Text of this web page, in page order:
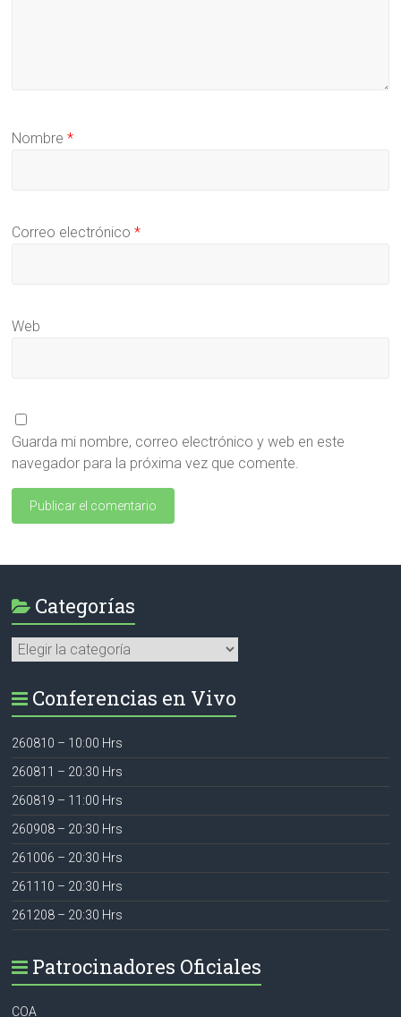
Nombre*
Correo electrónico*
Web
Guarda mi nombre, correo electrónico y web en este
navegador para la próxima vez que comente.
Categorías
Categorías
Conferencias en Vivo
260810 – 10:00 Hrs
260811 – 20:30 Hrs
260819 – 11:00 Hrs
260908 – 20:30 Hrs
261006 – 20:30 Hrs
261110 – 20:30 Hrs
261208 – 20:30 Hrs
Patrocinadores Oficiales
COA